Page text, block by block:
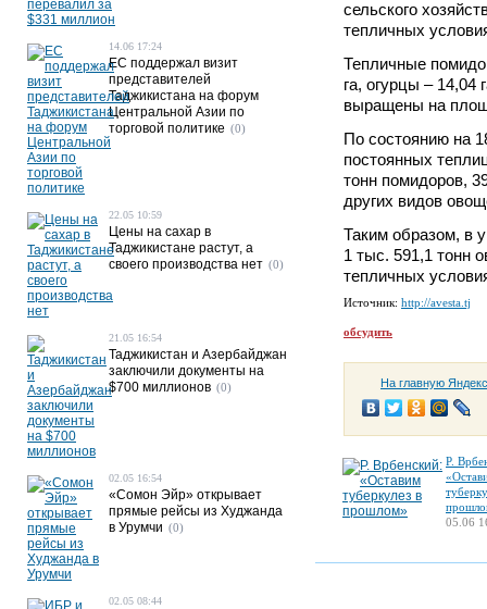
сельского
тепличных
Тепличные
га, огурцы – 14,04
выращены на
По состоянию на
постоянных
тонн помидоров,
других видов
Таким образом, в
1 тыс. 591,1 тонн
тепличных
Источник: http://avesta.tj
обсудить
На главную
Р.
05.06
14.06 17:24
ЕС поддержал визит
представителей
Таджикистана на форум
Центральной Азии по
торговой политике (0)
22.05 10:59
Цены на сахар в
Таджикистане растут, а
своего производства нет (0)
21.05 16:54
Таджикистан и Азербайджан
заключили документы на
$700 миллионов (0)
02.05 16:54
«Сомон Эйр» открывает
прямые рейсы из Худжанда
в Урумчи (0)
02.05 08:44